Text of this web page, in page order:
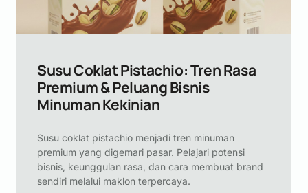
Susu Coklat Pistachio: Tren Rasa
Premium & Peluang Bisnis
Minuman Kekinian
Susu coklat pistachio menjadi tren minuman
premium yang digemari pasar. Pelajari potensi
bisnis, keunggulan rasa, dan cara membuat brand
sendiri melalui maklon terpercaya.